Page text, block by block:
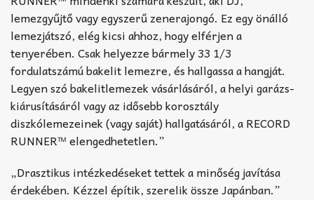
lemezgyűjtő vagy egyszerű zenerajongó. Ez egy önálló
lemezjátszó, elég kicsi ahhoz, hogy elférjen a
tenyerében. Csak helyezze bármely 33 1/3
fordulatszámú bakelit lemezre, és hallgassa a hangját.
Legyen szó bakelitlemezek vásárlásáról, a helyi garázs-
kiárusításáról vagy az idősebb korosztály
diszkólemezeinek (vagy saját) hallgatásáról, a RECORD
RUNNER™ elengedhetetlen.”
„Drasztikus intézkedéseket tettek a minőség javítása
érdekében. Kézzel építik, szerelik össze Japánban.”